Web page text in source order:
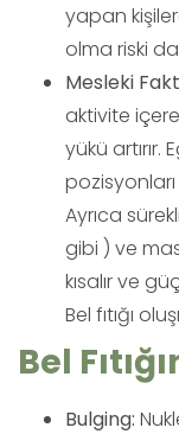
yapan
olma riski
Mesleki
aktivite
yükü artırır.
Ayrıca
gibi ) ve
kısalır ve
Bel fıtığı
Bel
Bulging: